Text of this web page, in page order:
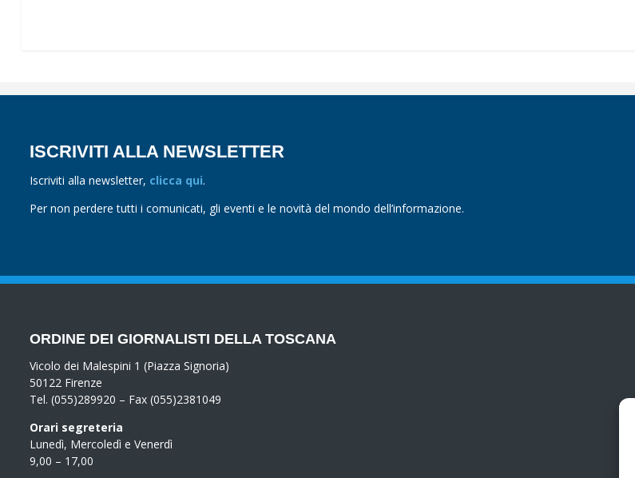
ISCRIVITI ALLA NEWSLETTER
Iscriviti alla newsletter, clicca qui.
Per non perdere tutti i comunicati, gli eventi e le novità del mondo dell’informazione.
ORDINE DEI GIORNALISTI DELLA TOSCANA
Vicolo dei Malespini 1 (Piazza Signoria)
50122 Firenze
Tel. (055)289920 – Fax (055)2381049
Orari segreteria
Lunedì, Mercoledì e Venerdì
9,00 – 17,00